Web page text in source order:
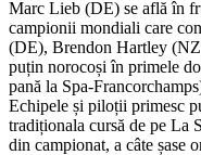
Marc Lieb (DE) se află în
campionii mondiali care
(DE), Brendon Hartley
puțin norocoși în primele
pană la Spa-
Echipele și piloții primesc
tradiționala cursă de pe La
din campionat, a câte șase